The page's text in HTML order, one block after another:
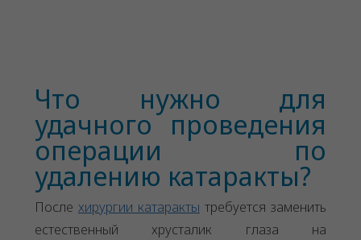
Что нужно для
удачного проведения
операции по
удалению катаракты?
После хирургии катаракты требуется заменить
естественный хрусталик глаза на